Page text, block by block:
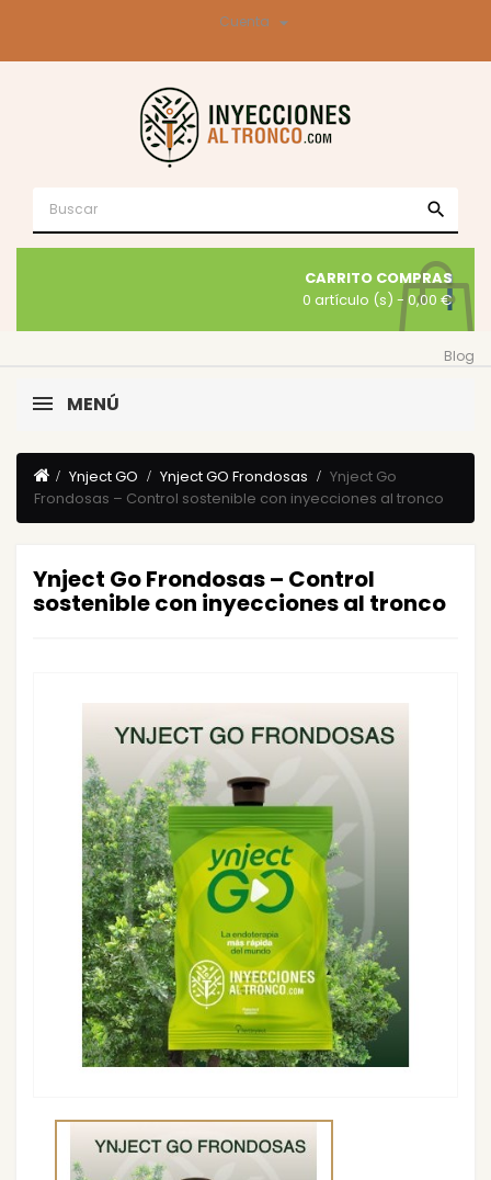
Cuenta 
search
CARRITO COMPRAS
0 artículo (s) - 0,00 €
Blog
MENÚ
Ynject GO Ynject GO Frondosas
Ynject Go
Frondosas – Control sostenible con inyecciones al tronco
Ynject Go Frondosas – Control
sostenible con inyecciones al tronco